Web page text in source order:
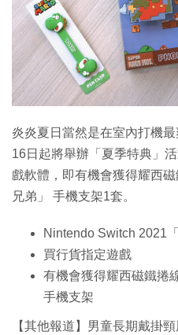
特集
炎炎夏日當然是在室內打機
16日起將舉辦「夏季特典」
戲軟體，即有機會獲得耀西
兄弟」 手機支架1套。
Nintendo Switch 2021
買行貨指定遊戲
有機會獲得耀西磁鐵捲
手機支架
【其他報道】男童長期戴掛